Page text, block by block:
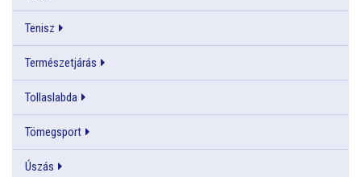
Tenisz
Természetjárás
Tollaslabda
Tömegsport
Úszás